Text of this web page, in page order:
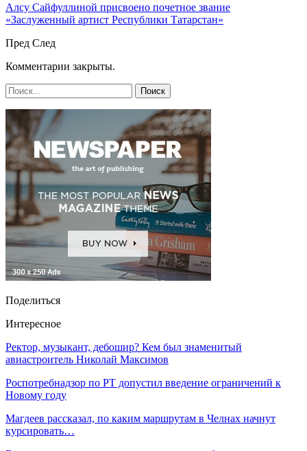
Алсу Сайфуллиной присвоено почетное звание
«Заслуженный артист Республики Татарстан»
Пред След
Комментарии закрыты.
Поделиться
Интересное
Ректор, музыкант, дебошир? Кем был знаменитый
авиастроитель Николай Максимов
Роспотребнадзор по РТ допустил введение ограничений к
Новому году
Магдеев рассказал, по каким маршрутам в Челнах начнут
курсировать…